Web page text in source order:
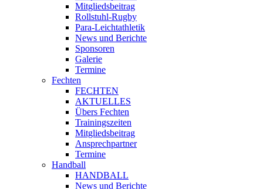
Mitgliedsbeitrag
Rollstuhl-Rugby
Para-Leichtathletik
News und Berichte
Sponsoren
Galerie
Termine
Fechten
FECHTEN
AKTUELLES
Übers Fechten
Trainingszeiten
Mitgliedsbeitrag
Ansprechpartner
Termine
Handball
HANDBALL
News und Berichte